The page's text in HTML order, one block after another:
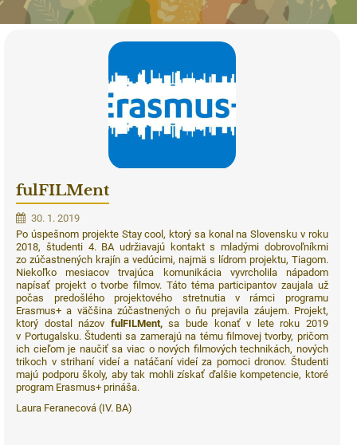
fulFILMent
30. 1. 2019
Po úspešnom projekte Stay cool, ktorý sa konal na Slovensku v roku
2018, študenti 4. BA udržiavajú kontakt s mladými dobrovoľníkmi
zo zúčastnených krajín a vedúcimi, najmä s lídrom projektu, Tiagom.
Niekoľko mesiacov trvajúca komunikácia vyvrcholila nápadom
napísať projekt o tvorbe filmov. Táto téma participantov zaujala už
počas predošlého projektového stretnutia v rámci programu
Erasmus+ a väčšina zúčastnených o ňu prejavila záujem. Projekt,
ktorý dostal názov fulFILMent,sa bude konať v lete roku 2019
v Portugalsku. Študenti sa zamerajú na tému filmovej tvorby, pričom
ich cieľom je naučiť sa viac o nových filmových technikách, nových
trikoch v strihaní videí a natáčaní videí za pomoci dronov. Študenti
majú podporu školy, aby tak mohli získať ďalšie kompetencie, ktoré
program Erasmus+ prináša.
Laura Feranecová (IV. BA)